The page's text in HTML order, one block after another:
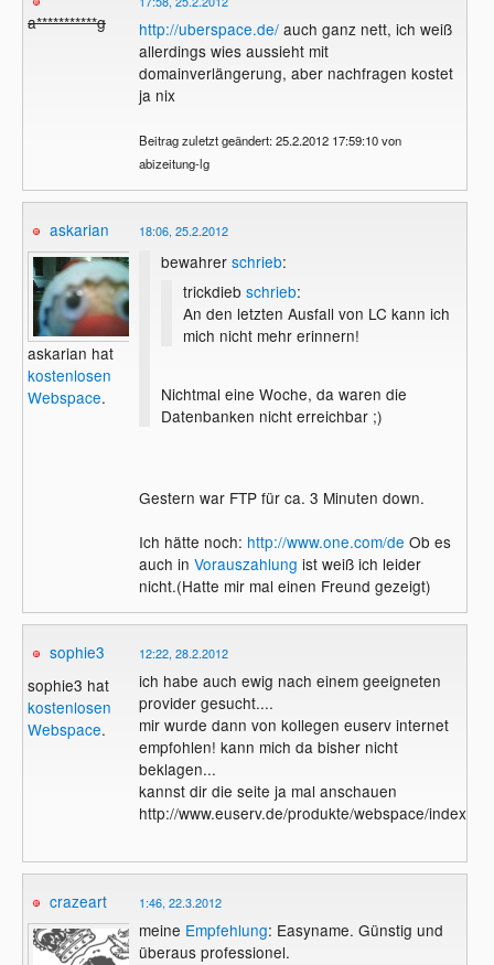
a***********g http://uberspace.de/auch ganz nett, ich weiß
allerdings wies aussieht mit
domainverlängerung, aber nachfragen kostet
ja nix
Beitrag zuletzt geändert: 25.2.2012 17:59:10 von
abizeitung-lg
askarian
askarian hat
kostenlosen
Webspace.
18:06, 25.2.2012
bewahrer schrieb:
trickdieb schrieb:
An den letzten Ausfall von LC kann ich
mich nicht mehr erinnern!
Nichtmal eine Woche, da waren die
Datenbanken nicht erreichbar ;)
Gestern war FTP für ca. 3 Minuten down.
Ich hätte noch: http://www.one.com/de Ob es
auch in Vorauszahlung ist weiß ich leider
nicht.(Hatte mir mal einen Freund gezeigt)
sophie3
sophie3 hat
kostenlosen
Webspace.
12:22, 28.2.2012
ich habe auch ewig nach einem geeigneten
provider gesucht....
mir wurde dann von kollegen euserv internet
empfohlen! kann mich da bisher nicht
beklagen...
kannst dir die seite ja mal anschauen
http://www.euserv.de/produkte/webspace/
crazeart 1:46, 22.3.2012
meine Empfehlung: Easyname. Günstig und
überaus professionel.